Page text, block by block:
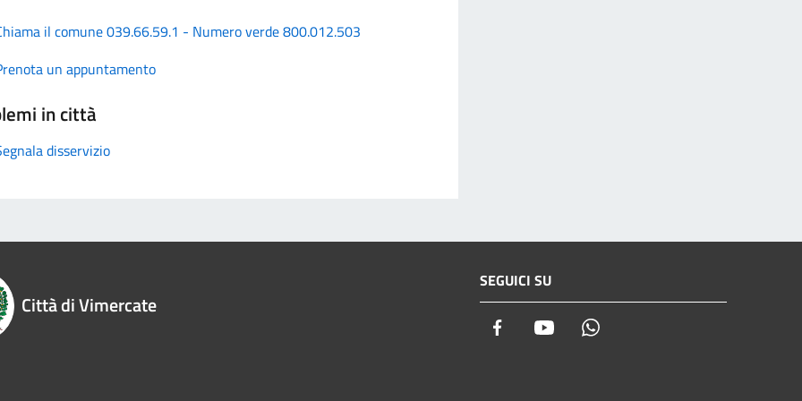
il comune 039.66.59.1 - Numero verde 800.012.503
un appuntamento
in città
disservizio
Città di Vimercate
SEGUICI SU
Facebook Youtube